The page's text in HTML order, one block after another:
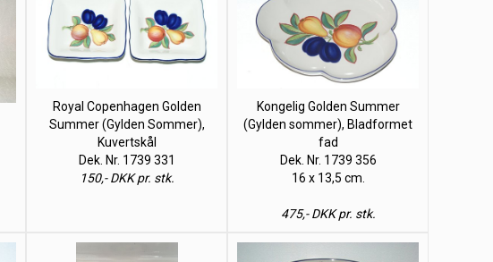
Royal Copenhagen Golden
Summer (Gylden Sommer),
Kuvertskål
Dek. Nr. 1739 331
150,- DKK pr. stk.
Kongelig Golden Summer
(Gylden sommer), Bladformet
fad
Dek. Nr. 1739 356
16 x 13,5 cm.
475,- DKK pr. stk.